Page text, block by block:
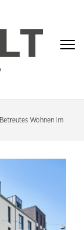
Wohnen im